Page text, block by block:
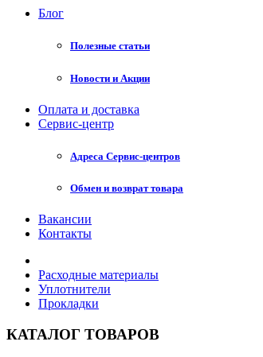
Блог
Полезные статьи
Новости и Акции
Оплата и доставка
Сервис-центр
Адреса Сервис-центров
Обмен и возврат товара
Вакансии
Контакты
Расходные материалы
Уплотнители
Прокладки
КАТАЛОГ ТОВАРОВ